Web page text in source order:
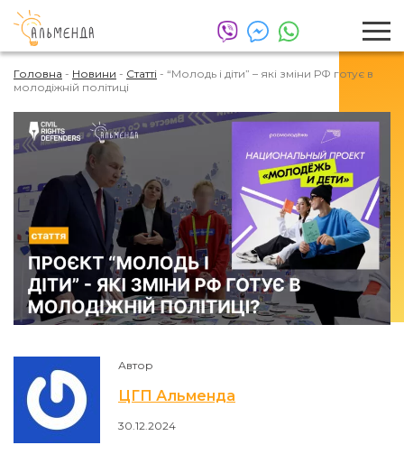
Головна - Новини - Статті - “Молодь і діти” – які зміни РФ готує в
молодіжній політиці
Автор
ЦГП Альменда
30.12.2024